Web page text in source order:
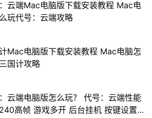
云端Mac电脑版下载安装教程 Mac电
玩代号：云端攻略
Mac电脑版下载安装教程 Mac电脑怎
国计攻略
云端电脑版怎么玩？ 代号：云端性能
高帧 游戏多开 后台挂机 按键设置